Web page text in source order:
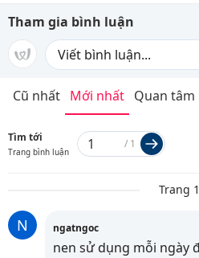
Tham gia bình luận
Cũ nhất Mới nhất Quan
Tìm tới
Trang bình luận
/ 1
Trang 1
N ngatngoc
nen sử dụng mỗi ngày